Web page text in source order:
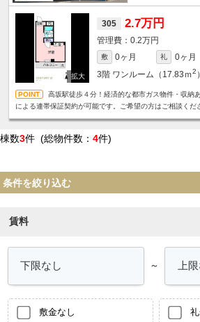
305 2.7万円
0.2万円
敷 0ヶ月 礼
0ヶ月
3階 ワンルーム（17.83ｍ2 ）
高坂駅徒歩４分！経済的な都市ガス物件・収納
による連帯保証契約が可能です。ご希望の方はご相談くだ
棟数3件 (総物件数： 4件)
条件を絞り込む
賃料
～
敷金なし